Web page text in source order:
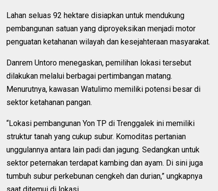
Lahan seluas 92 hektare disiapkan untuk mendukung
pembangunan satuan yang diproyeksikan menjadi motor
penguatan ketahanan wilayah dan kesejahteraan masyarakat.
Danrem Untoro menegaskan, pemilihan lokasi tersebut
dilakukan melalui berbagai pertimbangan matang.
Menurutnya, kawasan Watulimo memiliki potensi besar di
sektor ketahanan pangan.
“Lokasi pembangunan Yon TP di Trenggalek ini memiliki
struktur tanah yang cukup subur. Komoditas pertanian
unggulannya antara lain padi dan jagung. Sedangkan untuk
sektor peternakan terdapat kambing dan ayam. Di sini juga
tumbuh subur perkebunan cengkeh dan durian,” ungkapnya